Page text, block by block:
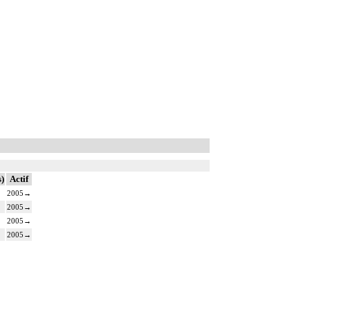
Actif
2005 →
2005 →
2005 →
2005 →